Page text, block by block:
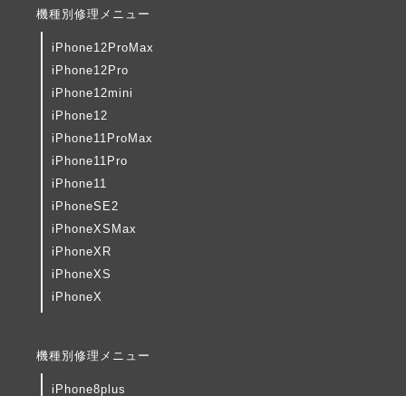
機種別修理メニュー
iPhone12ProMax
iPhone12Pro
iPhone12mini
iPhone12
iPhone11ProMax
iPhone11Pro
iPhone11
iPhoneSE2
iPhoneXSMax
iPhoneXR
iPhoneXS
iPhoneX
機種別修理メニュー
iPhone8plus